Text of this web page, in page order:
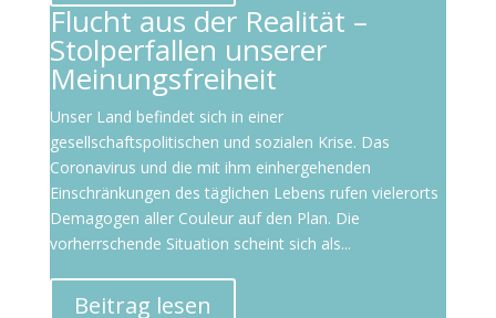
Flucht aus der Realität –
Stolperfallen unserer
Meinungsfreiheit
Unser Land befindet sich in einer
gesellschaftspolitischen und sozialen Krise. Das
Coronavirus und die mit ihm einhergehenden
Einschränkungen des täglichen Lebens rufen vielerorts
Demagogen aller Couleur auf den Plan. Die
vorherrschende Situation scheint sich als...
Beitrag lesen